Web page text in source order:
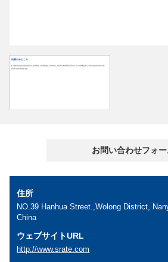
出展のみどころ
Customize optical lens, prisms, windows, mirrors, and cylindrical lens. according to your requirements
and lens drawing.
お問い合わせフォー
住所
NO.39 Hanhua Street.,Wolong District,
China
ウェブサイトURL
http://www.srate.com